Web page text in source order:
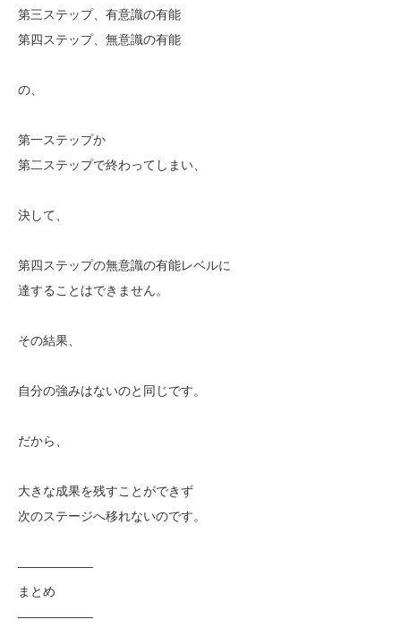
第三ステップ、有意識の有能
第四ステップ、無意識の有能
の、
第一ステップか
第二ステップで終わってしまい、
決して、
第四ステップの無意識の有能レベルに
達することはできません。
その結果、
自分の強みはないのと同じです。
だから、
大きな成果を残すことができず
次のステージへ移れないのです。
——————
まとめ
——————